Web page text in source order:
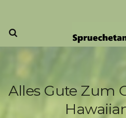
Alles Gute Zum